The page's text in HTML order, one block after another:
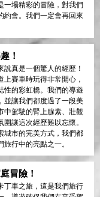
一場精彩的冒險，對我們
約會。我們一定會再回來
！
說真是一個驚人的經歷！
上賽車時玩得非常開心，
性的彩虹橋。我們的導遊
並讓我們都度過了一段美
中駕駛的腎上腺素、壯觀
讓這次經歷難以忘懷。
城市的完美方式，我們都
行中的亮點之一。
冒險！
丁車之旅，這是我們旅行